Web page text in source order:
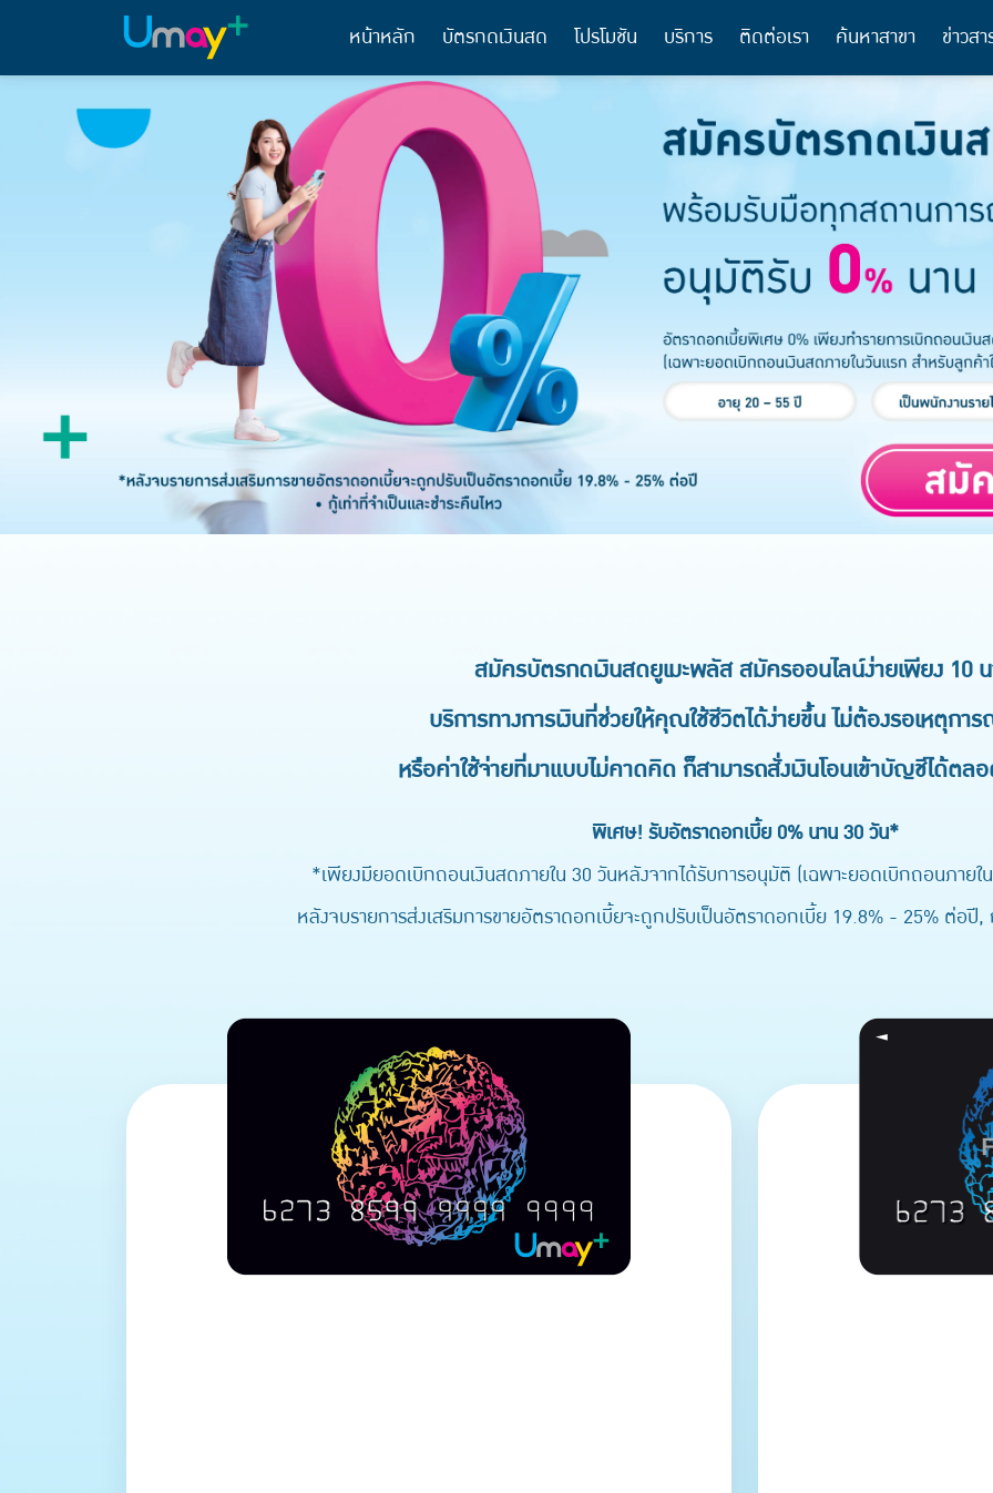
หน้าหลัก บัตรกดเงินสด โปรโมชัน บริการ ติดต่อเรา ค้นหาสาขา ข่าวสา
สมัครบัตรกดเงินสดยูเมะพลัส สมัครออนไลน์ง่ายเพียง 10
บริการทางการเงินที่ช่วยให้คุณใช้ชีวิตได้ง่ายขึ้น ไม่ต้องรอเหตุกา
หรือค่าใช้จ่ายที่มาแบบไม่คาดคิด ก็สามารถสั่งเงินโอนเข้าบัญชีได้ตล
พิเศษ! รับอัตราดอกเบี้ย 0% นาน 30 วัน*
*เพียงมียอดเบิกถอนเงินสดภายใน 30 วันหลังจากได้รับการอนุมัติ (เฉพาะยอดเบิกถอนภาย
หลังจบรายการส่งเสริมการขายอัตราดอกเบี้ยจะถูกปรับเป็นอัตราดอกเบี้ย 19.8% - 25% ต่อปี,